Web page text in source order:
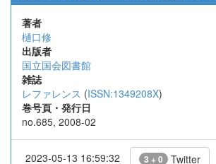
著者
樋口修
出版者
国立国会図書館
雑誌
レファレンス (ISSN:1349208X)
巻号頁・発行日
no.685, 2008-02
2023-05-13 16:59:32 3 + 0 Twitter